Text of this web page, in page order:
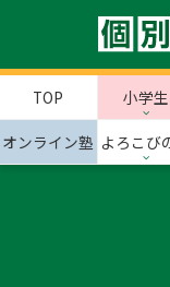
TOP 小学生
オンライン塾 よろこび